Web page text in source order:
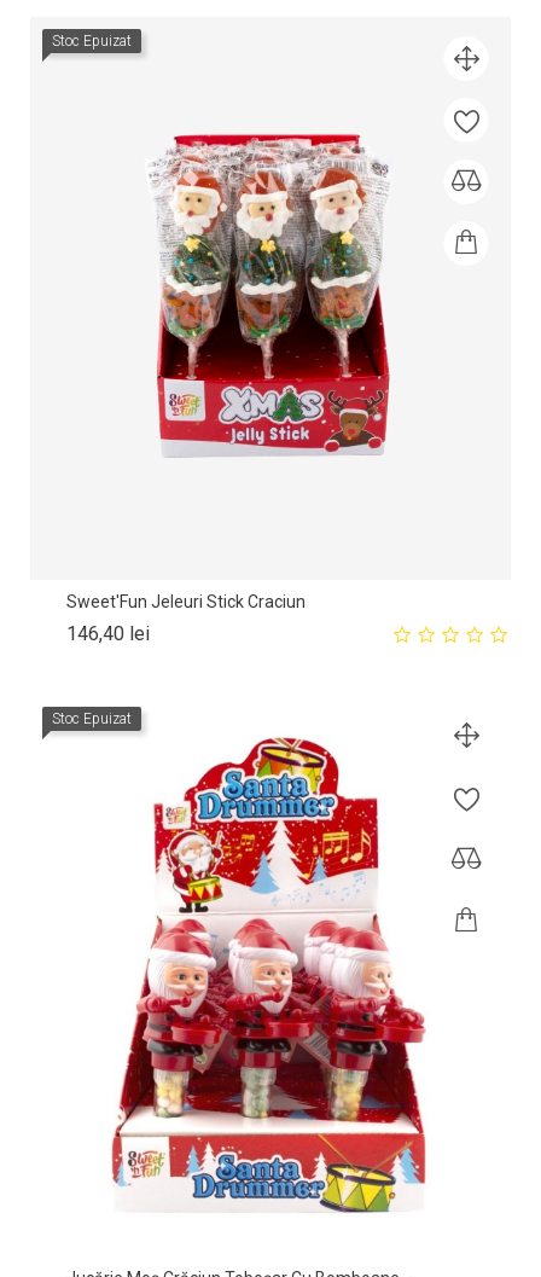
Stoc Epuizat
Sweet'Fun Jeleuri Stick Craciun
146,40 leiPret
Stoc Epuizat